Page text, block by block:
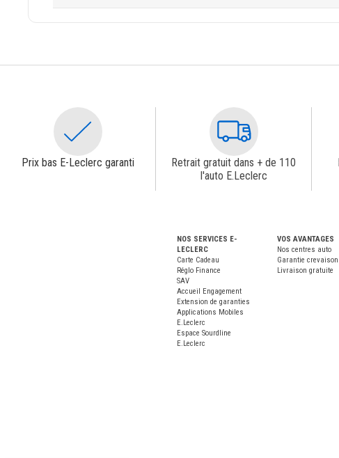
Prix bas E-Leclerc garanti
Retrait gratuit dans + de 110
l'auto E.Leclerc
NOS SERVICES E-
LECLERC
Carte Cadeau
Réglo Finance
SAV
Accueil Engagement
Extension de garanties
Applications Mobiles
E.Leclerc
Espace Sourdline
E.Leclerc
VOS AVANTAGES
Nos centres auto
Garantie crevaison
Livraison gratuite